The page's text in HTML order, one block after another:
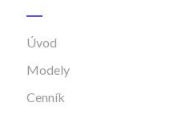
Úvod
Modely
Cenník